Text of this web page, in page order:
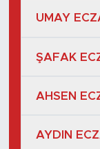
UMAY
ŞAFAK
AHSEN
AYDIN